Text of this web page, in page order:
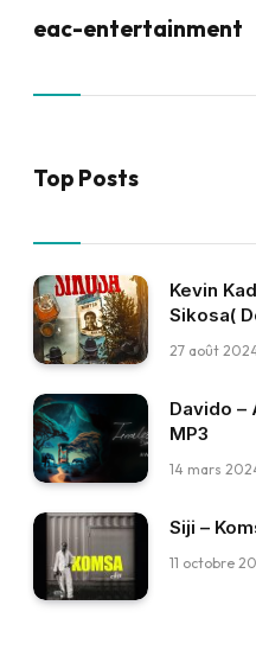
eac-entertainment
Top Posts
Kevin
Sikosa(
27 août
Davido –
MP3
14 mars
Siji –
11 octobre